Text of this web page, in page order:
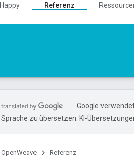
Happy Referenz
Google
Sprache zu übersetzen. KI-
OpenWeave Referenz